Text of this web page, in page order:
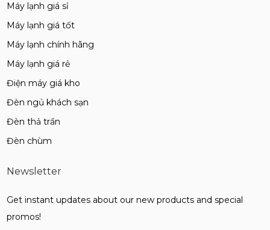
Máy lạnh giá sỉ
Máy lạnh giá tốt
Máy lạnh chính hãng
Máy lạnh giá rẻ
Điện máy giá kho
Đèn ngủ khách sạn
Đèn thả trần
Đèn chùm
Newsletter
Get instant updates about our new products and special
promos!